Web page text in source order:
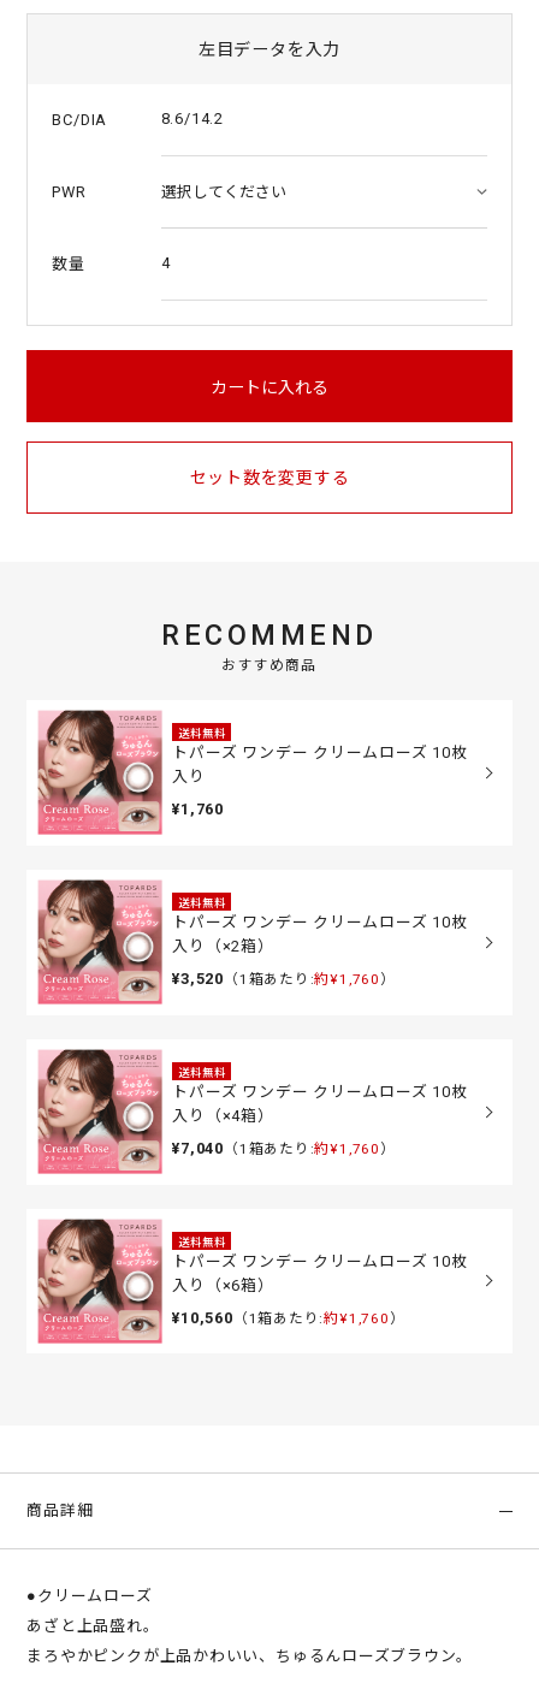
左目データを入力
BC/DIA 8.6/14.2
PWR
数量 4
カートに入れる
セット数を変更する
RECOMMEND
おすすめ商品
送料無料
トパーズ ワンデー クリームローズ 10枚
入り
¥1,760
送料無料
トパーズ ワンデー クリームローズ 10枚
入り（×2箱）
¥3,520 （1箱あたり:約¥1,760 ）
送料無料
トパーズ ワンデー クリームローズ 10枚
入り（×4箱）
¥7,040 （1箱あたり:約¥1,760 ）
送料無料
トパーズ ワンデー クリームローズ 10枚
入り（×6箱）
¥10,560 （1箱あたり:約¥1,760 ）
商品詳細
●クリームローズ
あざと上品盛れ。
まろやかピンクが上品かわいい、ちゅるんローズブラウン。